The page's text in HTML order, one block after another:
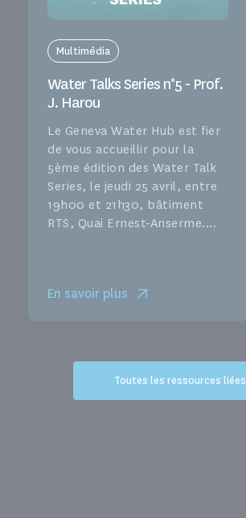
Multimédia
Water Talks Series n°5 - Prof.
J. Harou
Le Geneva Water Hub est fier
de vous accueillir pour la
5ème édition des Water Talk
Series, le jeudi 25 avril, entre
19h00 et 21h30, bâtiment
RTS, Quai Ernest-Anserme....
En savoir plus
Toutes les ressources liées